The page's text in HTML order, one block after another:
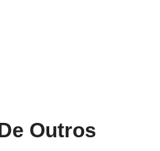
Outros